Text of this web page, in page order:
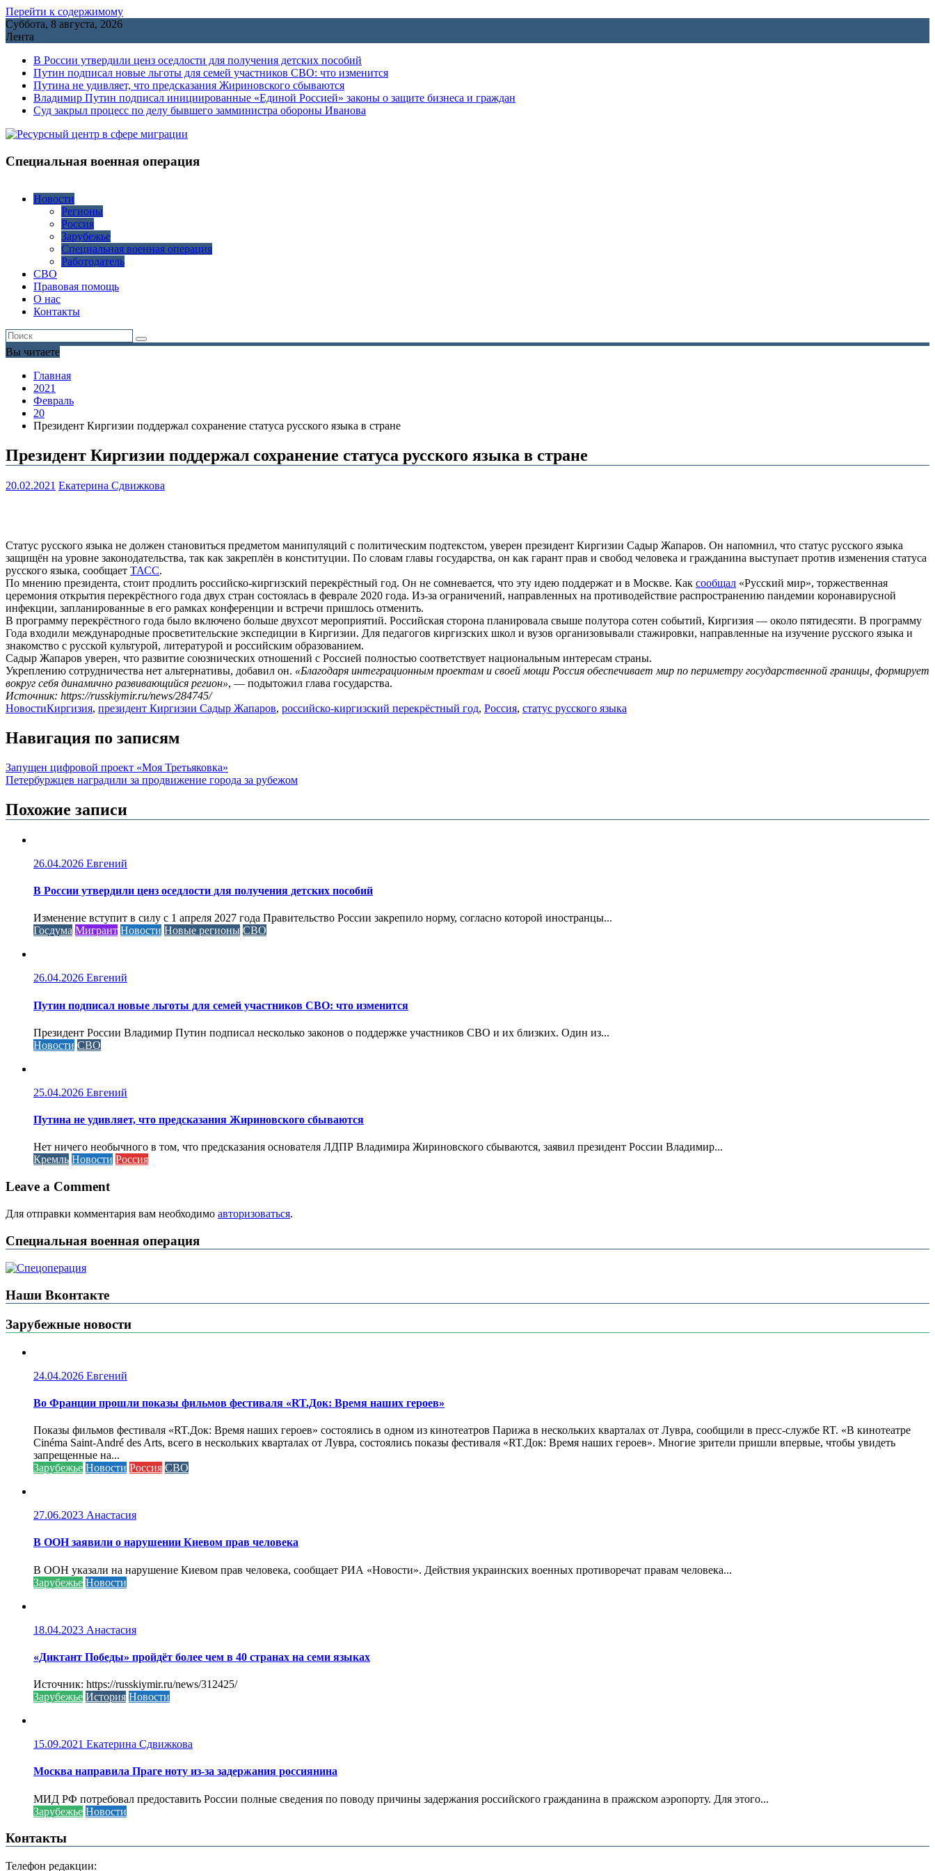
Перейти к содержимому
Суббота, 8 августа, 2026
Лента
В России утвердили ценз оседлости для получения детских пособий
Путин подписал новые льготы для семей участников СВО: что изменится
Путина не удивляет, что предсказания Жириновского сбываются
Владимир Путин подписал инициированные «Единой Россией» законы о защите бизнеса и граждан
Cуд закрыл процесс по делу бывшего замминистра обороны Иванова
Специальная военная операция
Новости
Регионы
Россия
Зарубежье
Специальная военная операция
Работодатель
СВО
Правовая помощь
О нас
Контакты
Вы читаете
Главная
2021
Февраль
20
Президент Киргизии поддержал сохранение статуса русского языка в стране
Президент Киргизии поддержал сохранение статуса русского языка в стране
20.02.2021 Екатерина Сдвижкова
Статус русского языка не должен становиться предметом манипуляций с политическим подтекстом, уверен президент Киргизии Садыр Жапаров. Он напомнил, что статус русского языка
защищён на уровне законодательства, так как закреплён в конституции. По словам главы государства, он как гарант прав и свобод человека и гражданина выступает против изменения статуса
русского языка, сообщает ТАСС.
По мнению президента, стоит продлить российско-киргизский перекрёстный год. Он не сомневается, что эту идею поддержат и в Москве. Как сообщал «Русский мир», торжественная
церемония открытия перекрёстного года двух стран состоялась в феврале 2020 года. Из-за ограничений, направленных на противодействие распространению пандемии коронавирусной
инфекции, запланированные в его рамках конференции и встречи пришлось отменить.
В программу перекрёстного года было включено больше двухсот мероприятий. Российская сторона планировала свыше полутора сотен событий, Киргизия — около пятидесяти. В программу
Года входили международные просветительские экспедиции в Киргизии. Для педагогов киргизских школ и вузов организовывали стажировки, направленные на изучение русского языка и
знакомство с русской культурой, литературой и российским образованием.
Садыр Жапаров уверен, что развитие союзнических отношений с Россией полностью соответствует национальным интересам страны.
Укреплению сотрудничества нет альтернативы, добавил он. «Благодаря интеграционным проектам и своей мощи Россия обеспечивает мир по периметру государственной границы, формирует
вокруг себя динамично развивающийся регион», — подытожил глава государства.
Источник: https://russkiymir.ru/news/284745/
НовостиКиргизия, президент Киргизии Садыр Жапаров, российско-киргизский перекрёстный год, Россия, статус русского языка
Навигация по записям
Запущен цифровой проект «Моя Третьяковка»
Петербуржцев наградили за продвижение города за рубежом
Похожие записи
26.04.2026 Евгений
В России утвердили ценз оседлости для получения детских пособий
Изменение вступит в силу с 1 апреля 2027 года Правительство России закрепило норму, согласно которой иностранцы...
Госдума Мигрант Новости Новые регионы СВО
26.04.2026 Евгений
Путин подписал новые льготы для семей участников СВО: что изменится
Президент России Владимир Путин подписал несколько законов о поддержке участников СВО и их близких. Один из...
Новости СВО
25.04.2026 Евгений
Путина не удивляет, что предсказания Жириновского сбываются
Нет ничего необычного в том, что предсказания основателя ЛДПР Владимира Жириновского сбываются, заявил президент России Владимир...
Кремль Новости Россия
Leave a Comment
Для отправки комментария вам необходимо авторизоваться.
Специальная военная операция
Наши Вконтакте
Зарубежные новости
24.04.2026 Евгений
Во Франции прошли показы фильмов фестиваля «RT.Док: Время наших героев»
Показы фильмов фестиваля «RT.Док: Время наших героев» состоялись в одном из кинотеатров Парижа в нескольких кварталах от Лувра, сообщили в пресс-службе RT. «В кинотеатре
Cinéma Saint-André des Arts, всего в нескольких кварталах от Лувра, состоялись показы фестиваля «RT.Док: Время наших героев». Многие зрители пришли впервые, чтобы увидеть
запрещенные на...
Зарубежье Новости Россия СВО
27.06.2023 Анастасия
В ООН заявили о нарушении Киевом прав человека
В ООН указали на нарушение Киевом прав человека, сообщает РИА «Новости». Действия украинских военных противоречат правам человека...
Зарубежье Новости
18.04.2023 Анастасия
«Диктант Победы» пройдёт более чем в 40 странах на семи языках
Источник: https://russkiymir.ru/news/312425/
Зарубежье История Новости
15.09.2021 Екатерина Сдвижкова
Москва направила Праге ноту из-за задержания россиянина
МИД РФ потребовал предоставить России полные сведения по поводу причины задержания российского гражданина в пражском аэропорту. Для этого...
Зарубежье Новости
Контакты
Телефон редакции: